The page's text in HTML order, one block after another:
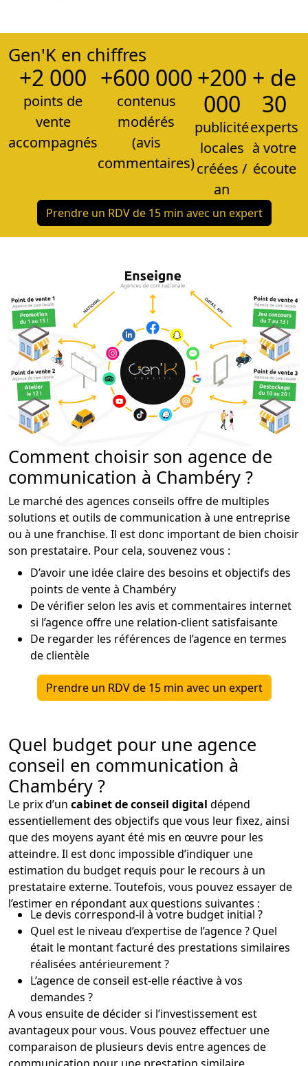
Gen'K en chiffres
+2 000
points de
vente
accompagnés
+600 000
contenus
modérés
(avis
commentaires)
+200
000
publicité
locales
créées /
an
+ de
30
experts
à votre
écoute
Prendre un RDV de 15 min avec un expert
Comment choisir son agence de
communication à Chambéry ?
Le marché des agences conseils offre de multiples
solutions et outils de communication à une entreprise
ou à une franchise. Il est donc important de bien choisir
son prestataire. Pour cela, souvenez vous :
D’avoir une idée claire des besoins et objectifs des
points de vente à Chambéry
De vérifier selon les avis et commentaires internet
si l’agence offre une relation-client satisfaisante
De regarder les références de l’agence en termes
de clientèle
Prendre un RDV de 15 min avec un expert
Quel budget pour une agence
conseil en communication à
Chambéry ?
Le prix d’un cabinet de conseil digital dépend
essentiellement des objectifs que vous leur fixez, ainsi
que des moyens ayant été mis en œuvre pour les
atteindre. Il est donc impossible d’indiquer une
estimation du budget requis pour le recours à un
prestataire externe. Toutefois, vous pouvez essayer de
l’estimer en répondant aux questions suivantes :
Le devis correspond-il à votre budget initial ?
Quel est le niveau d’expertise de l’agence ? Quel
était le montant facturé des prestations similaires
réalisées antérieurement ?
L’agence de conseil est-elle réactive à vos
demandes ?
A vous ensuite de décider si l’investissement est
avantageux pour vous. Vous pouvez effectuer une
comparaison de plusieurs devis entre agences de